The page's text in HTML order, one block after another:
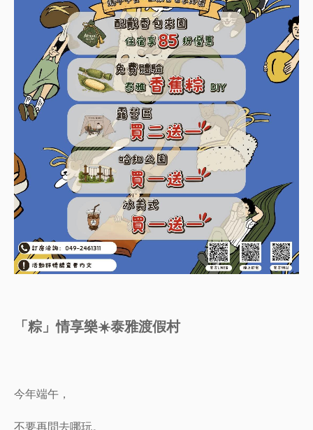
「粽」情享樂☀️泰雅渡假村
今年端午，
不要再問去哪玩。